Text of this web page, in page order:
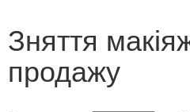
Зняття
продажу